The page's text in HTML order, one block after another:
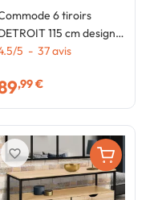
6 tiroirs
115 cm design
/5 - 37avis
,99 €
favorite_border